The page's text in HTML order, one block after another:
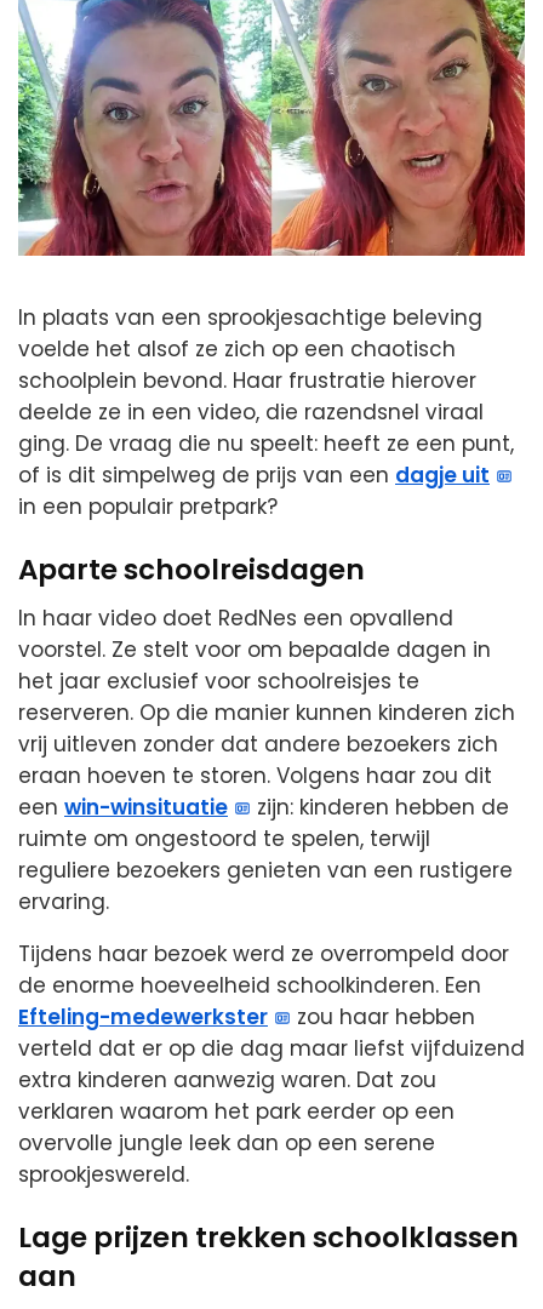
In plaats van een sprookjesachtige beleving
voelde het alsof ze zich op een chaotisch
schoolplein bevond. Haar frustratie hierover
deelde ze in een video, die razendsnel viraal
ging. De vraag die nu speelt: heeft ze een punt,
of is dit simpelweg de prijs van een dagje uit
in een populair pretpark?
Aparte schoolreisdagen
In haar video doet RedNes een opvallend
voorstel. Ze stelt voor om bepaalde dagen in
het jaar exclusief voor schoolreisjes te
reserveren. Op die manier kunnen kinderen zich
vrij uitleven zonder dat andere bezoekers zich
eraan hoeven te storen. Volgens haar zou dit
een win-winsituatie
zijn: kinderen hebben de
ruimte om ongestoord te spelen, terwijl
reguliere bezoekers genieten van een rustigere
ervaring.
Tijdens haar bezoek werd ze overrompeld door
de enorme hoeveelheid schoolkinderen. Een
Efteling-medewerkster
zou haar hebben
verteld dat er op die dag maar liefst vijfduizend
extra kinderen aanwezig waren. Dat zou
verklaren waarom het park eerder op een
overvolle jungle leek dan op een serene
sprookjeswereld.
Lage prijzen trekken schoolklassen
aan